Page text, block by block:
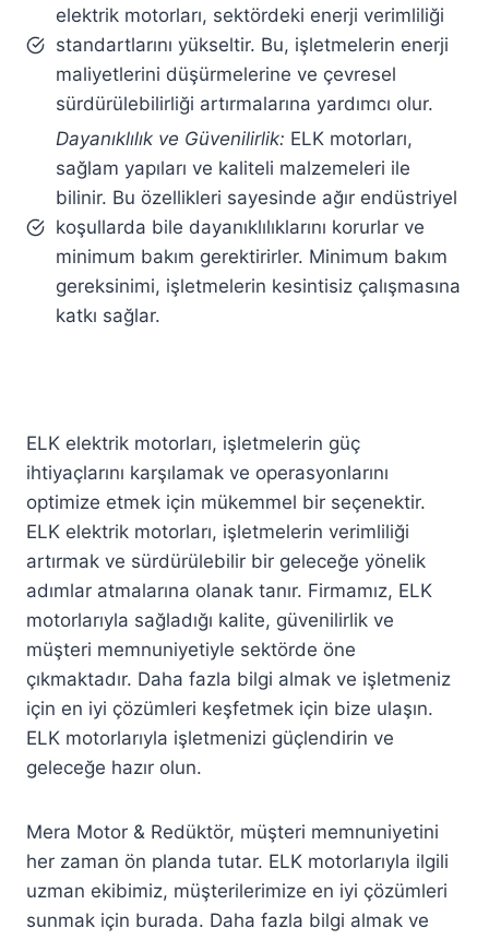
elektrik motorları, sektördeki enerji verimliliği
standartlarını yükseltir. Bu, işletmelerin enerji
maliyetlerini düşürmelerine ve çevresel
sürdürülebilirliği artırmalarına yardımcı olur.
Dayanıklılık ve Güvenilirlik: ELK motorları,
sağlam yapıları ve kaliteli malzemeleri ile
bilinir. Bu özellikleri sayesinde ağır endüstriyel
koşullarda bile dayanıklılıklarını korurlar ve
minimum bakım gerektirirler. Minimum bakım
gereksinimi, işletmelerin kesintisiz çalışmasına
katkı sağlar.
ELK elektrik motorları, işletmelerin güç
ihtiyaçlarını karşılamak ve operasyonlarını
optimize etmek için mükemmel bir seçenektir.
ELK elektrik motorları, işletmelerin verimliliği
artırmak ve sürdürülebilir bir geleceğe yönelik
adımlar atmalarına olanak tanır. Firmamız, ELK
motorlarıyla sağladığı kalite, güvenilirlik ve
müşteri memnuniyetiyle sektörde öne
çıkmaktadır. Daha fazla bilgi almak ve işletmeniz
için en iyi çözümleri keşfetmek için bize ulaşın.
ELK motorlarıyla işletmenizi güçlendirin ve
geleceğe hazır olun.
Mera Motor & Redüktör, müşteri memnuniyetini
her zaman ön planda tutar. ELK motorlarıyla ilgili
uzman ekibimiz, müşterilerimize en iyi çözümleri
sunmak için burada. Daha fazla bilgi almak ve